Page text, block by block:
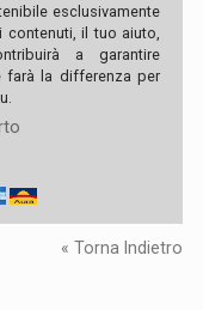
esclusivamente
il tuo aiuto,
a garantire
farà la differenza per
« Torna Indietro